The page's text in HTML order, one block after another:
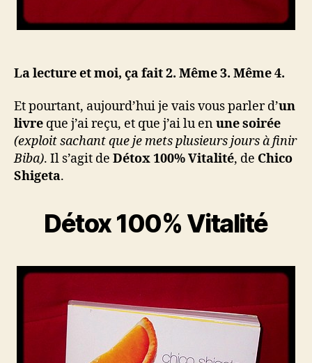
La lecture et moi, ça fait 2. Même 3. Même 4.
Et pourtant, aujourd’hui je vais vous parler d’un
livre que j’ai reçu, et que j’ai lu enune soirée
(exploit sachant que je mets plusieurs jours à finir
Biba). Il s’agit de Détox 100% Vitalité, de Chico
Shigeta.
Détox 100% Vitalité